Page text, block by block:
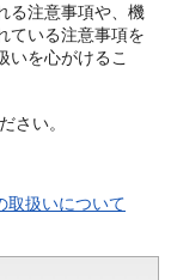
る注意事項や、機
ている注意事項を
いを心がけるこ
さい。
取扱いについて